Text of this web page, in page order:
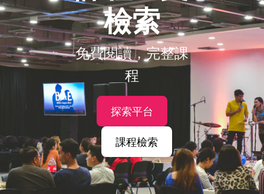
檢索
免費閱讀，完整課
程
探索平台
課程檢索